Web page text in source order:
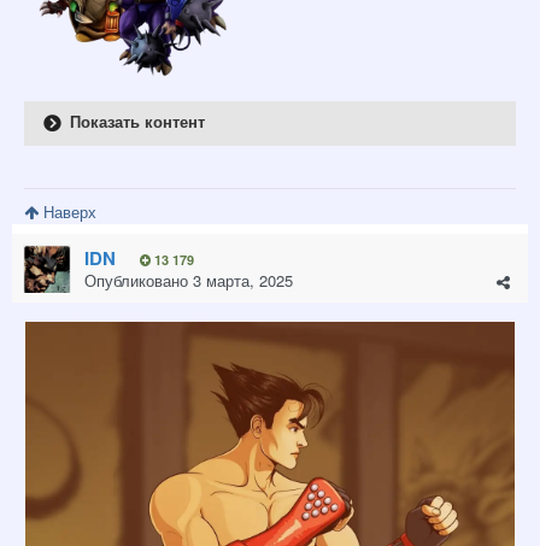
Показать контент
Наверх
IDN 13 179
Опубликовано 3 марта, 2025